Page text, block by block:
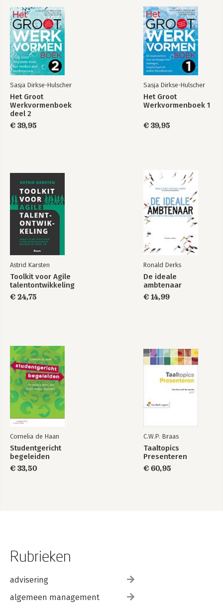
Bekijk alle boeken
cluster Afronden & borgen 119
cluster Samenwerken 131
cluster Veerkracht stimuleren 143
cluster Teamspirit op afstand 157
4 Programma's 161
Literatuurlijst 167
Sasja Dirkse-Hulscher
Het Groot
Werkvormenboek
deel 2
€ 39,95
Sasja Dirkse-Hulscher
Het Groot
Werkvormenboek 1
€ 39,95
Astrid Karsten
Toolkit voor Agile
talentontwikkeling
€ 24,75
Ronald Derks
De ideale
ambtenaar
€ 14,99
Cornelia de Haan
Studentgericht
begeleiden
€ 33,50
C.W.P. Braas
Taaltopics
Presenteren
€ 60,95
Rubrieken
advisering
algemeen management